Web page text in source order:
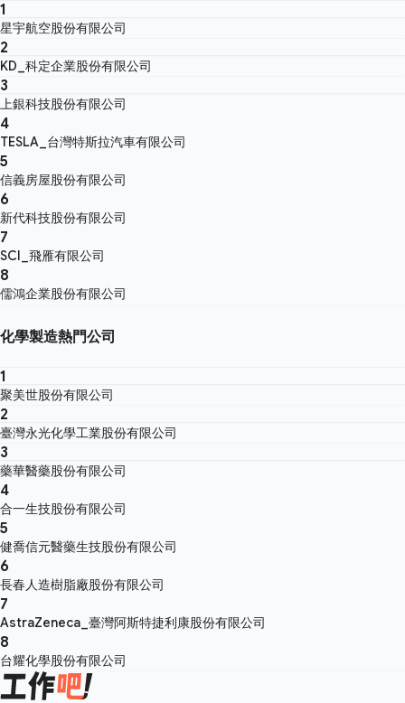
1
星宇航空股份有限公司
2
KD_科定企業股份有限公司
3
上銀科技股份有限公司
4
TESLA_台灣特斯拉汽車有限公司
5
信義房屋股份有限公司
6
新代科技股份有限公司
7
SCI_飛雁有限公司
8
儒鴻企業股份有限公司
化學製造熱門公司
1
聚美世股份有限公司
2
臺灣永光化學工業股份有限公司
3
藥華醫藥股份有限公司
4
合一生技股份有限公司
5
健喬信元醫藥生技股份有限公司
6
長春人造樹脂廠股份有限公司
7
AstraZeneca_臺灣阿斯特捷利康股份有限公司
8
台耀化學股份有限公司